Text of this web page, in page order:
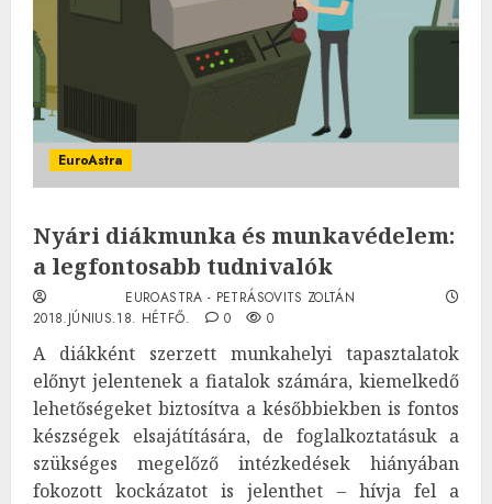
EuroAstra
Nyári diákmunka és munkavédelem:
a legfontosabb tudnivalók
EUROASTRA - PETRÁSOVITS ZOLTÁN
2018.JÚNIUS.18. HÉTFŐ.
0 0
A diákként szerzett munkahelyi tapasztalatok
előnyt jelentenek a fiatalok számára, kiemelkedő
lehetőségeket biztosítva a későbbiekben is fontos
készségek elsajátítására, de foglalkoztatásuk a
szükséges megelőző intézkedések hiányában
fokozott kockázatot is jelenthet – hívja fel a